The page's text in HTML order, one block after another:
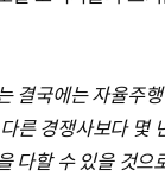
결국에는 자율주
른 경쟁사보다 몇
다할 수 있을 것으